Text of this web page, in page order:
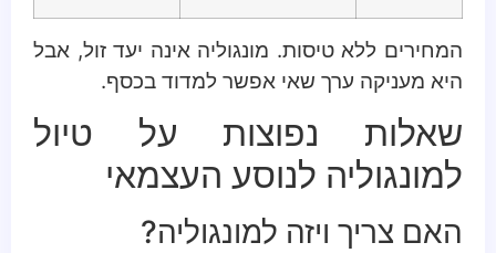
המחירים ללא טיסות. מונגוליה אינה יעד זול, אבל
היא מעניקה ערך שאי אפשר למדוד בכסף.
שאלות נפוצות על טיול
למונגוליה לנוסע העצמאי
האם צריך ויזה למונגוליה?